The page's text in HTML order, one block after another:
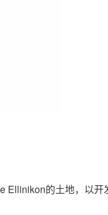
Ellinikon的土地，以